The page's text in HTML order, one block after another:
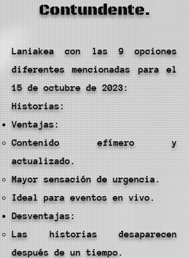
Contundente.
Laniakea con las 9 opciones
diferentes mencionadas para el
15 de octubre de 2023:
Historias:
Ventajas:
Contenido efímero y
actualizado.
Mayor sensación de urgencia.
Ideal para eventos en vivo.
Desventajas:
Las historias desaparecen
después de un tiempo.